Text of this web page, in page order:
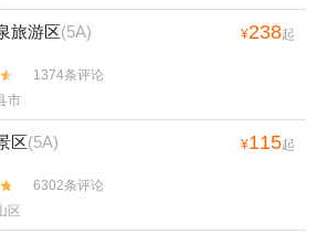
旅游区(5A) ¥238起
1374条评论
市
区(5A) ¥115起
6302条评论
区